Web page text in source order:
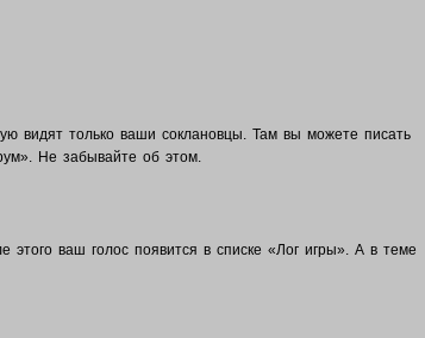
видят только ваши соклановцы. Там вы можете писать
Не забывайте об этом.
этого ваш голос появится в списке «Лог игры». А в теме